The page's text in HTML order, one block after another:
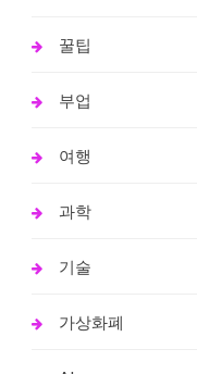
꿀팁
부업
여행
과학
기술
가상화폐